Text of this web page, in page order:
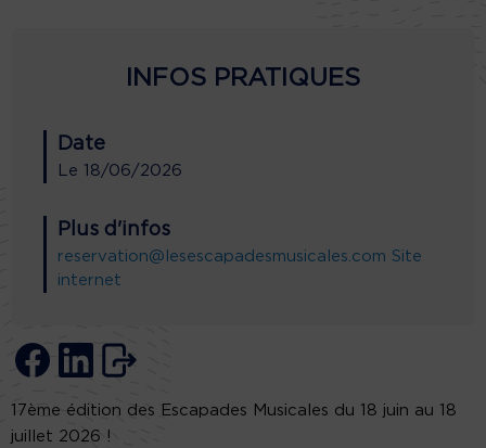
INFOS PRATIQUES
Date
Le 18/06/2026
Plus d'infos
reservation@lesescapadesmusicales.com Site
internet
17ème édition des Escapades Musicales du 18 juin au 18
juillet 2026 !